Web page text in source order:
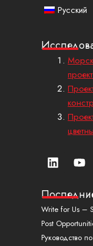
Русский
Л
и
к
е
д
и
н
Ю
т
б
Write for Us –
Post
Руководство